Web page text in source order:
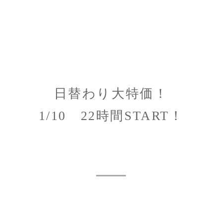
日替わり大特価！
1/10 22時間START！